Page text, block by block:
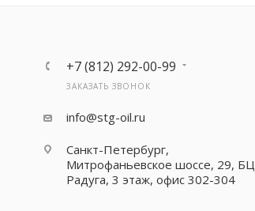
+7 (812) 292-00-99
ЗАКАЗАТЬ ЗВОНОК
info@stg-oil.ru
Санкт-Петербург,
Митрофаньевское шоссе, 29, БЦ
Радуга, 3 этаж, офис 302-304